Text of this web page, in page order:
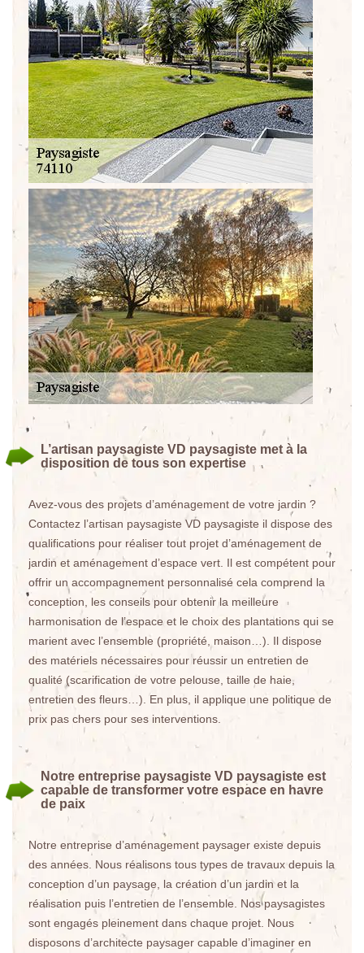
L’artisan paysagiste VD paysagiste met à la
disposition de tous son expertise
Avez-vous des projets d’aménagement de votre jardin ?
Contactez l’artisan paysagiste VD paysagiste il dispose des
qualifications pour réaliser tout projet d’aménagement de
jardin et aménagement d’espace vert. Il est compétent pour
offrir un accompagnement personnalisé cela comprend la
conception, les conseils pour obtenir la meilleure
harmonisation de l’espace et le choix des plantations qui se
marient avec l’ensemble (propriété, maison…). Il dispose
des matériels nécessaires pour réussir un entretien de
qualité (scarification de votre pelouse, taille de haie,
entretien des fleurs…). En plus, il applique une politique de
prix pas chers pour ses interventions.
Notre entreprise paysagiste VD paysagiste est
capable de transformer votre espace en havre
de paix
Notre entreprise d’aménagement paysager existe depuis
des années. Nous réalisons tous types de travaux depuis la
conception d’un paysage, la création d’un jardin et la
réalisation puis l’entretien de l’ensemble. Nos paysagistes
sont engagés pleinement dans chaque projet. Nous
disposons d’architecte paysager capable d’imaginer en